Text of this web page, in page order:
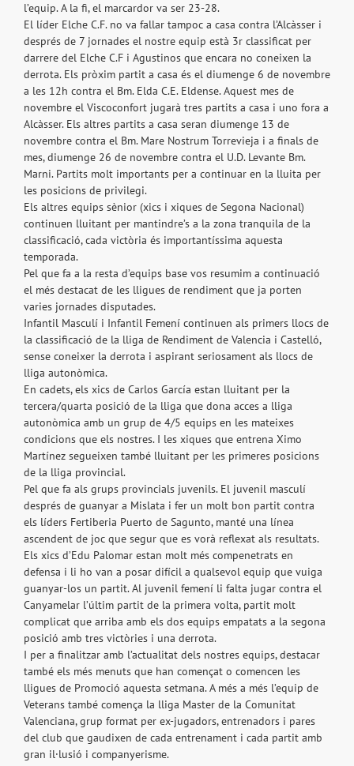
l’equip. A la fi, el marcardor va ser 23-28.
El líder Elche C.F. no va fallar tampoc a casa contra l’Alcàsser i
després de 7 jornades el nostre equip està 3r classificat per
darrere del Elche C.F i Agustinos que encara no coneixen la
derrota. Els pròxim partit a casa és el diumenge 6 de novembre
a les 12h contra el Bm. Elda C.E. Eldense. Aquest mes de
novembre el Viscoconfort jugarà tres partits a casa i uno fora a
Alcàsser. Els altres partits a casa seran diumenge 13 de
novembre contra el Bm. Mare Nostrum Torrevieja i a finals de
mes, diumenge 26 de novembre contra el U.D. Levante Bm.
Marni. Partits molt importants per a continuar en la lluita per
les posicions de privilegi.
Els altres equips sènior (xics i xiques de Segona Nacional)
continuen lluitant per mantindre’s a la zona tranquila de la
classificació, cada victòria és importantíssima aquesta
temporada.
Pel que fa a la resta d’equips base vos resumim a continuació
el més destacat de les lligues de rendiment que ja porten
varies jornades disputades.
Infantil Masculí i Infantil Femení continuen als primers llocs de
la classificació de la lliga de Rendiment de Valencia i Castelló,
sense coneixer la derrota i aspirant seriosament als llocs de
lliga autonòmica.
En cadets, els xics de Carlos García estan lluitant per la
tercera/quarta posició de la lliga que dona acces a lliga
autonòmica amb un grup de 4/5 equips en les mateixes
condicions que els nostres. I les xiques que entrena Ximo
Martínez segueixen també lluitant per les primeres posicions
de la lliga provincial.
Pel que fa als grups provincials juvenils. El juvenil masculí
després de guanyar a Mislata i fer un molt bon partit contra
els líders Fertiberia Puerto de Sagunto, manté una línea
ascendent de joc que segur que es vorà reflexat als resultats.
Els xics d’Edu Palomar estan molt més compenetrats en
defensa i li ho van a posar difícil a qualsevol equip que vuiga
guanyar-los un partit. Al juvenil femení li falta jugar contra el
Canyamelar l’últim partit de la primera volta, partit molt
complicat que arriba amb els dos equips empatats a la segona
posició amb tres victòries i una derrota.
I per a finalitzar amb l’actualitat dels nostres equips, destacar
també els més menuts que han començat o comencen les
lligues de Promoció aquesta setmana. A més a més l’equip de
Veterans també comença la lliga Master de la Comunitat
Valenciana, grup format per ex-jugadors, entrenadors i pares
del club que gaudixen de cada entrenament i cada partit amb
gran il·lusió i companyerisme.